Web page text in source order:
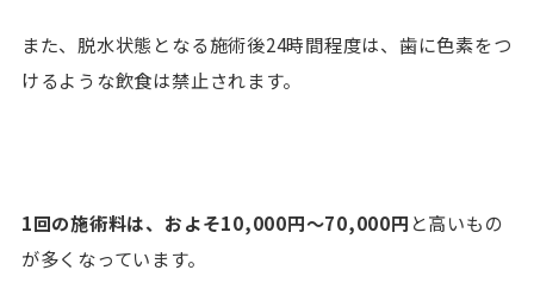
また、脱水状態となる施術後24時間程度は、歯に色素をつ
けるような飲食は禁止されます。
1回の施術料は、およそ10,000円〜70,000円 と高いもの
が多くなっています。